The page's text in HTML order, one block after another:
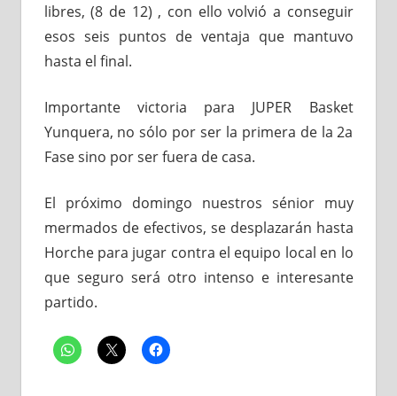
libres, (8 de 12) , con ello volvió a conseguir
esos seis puntos de ventaja que mantuvo
hasta el final.
Importante victoria para JUPER Basket
Yunquera, no sólo por ser la primera de la 2a
Fase sino por ser fuera de casa.
El próximo domingo nuestros sénior muy
mermados de efectivos, se desplazarán hasta
Horche para jugar contra el equipo local en lo
que seguro será otro intenso e interesante
partido.